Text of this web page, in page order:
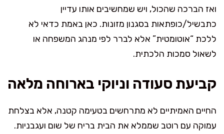
ואז הברכה שהכול, ויש שמחשיבים אותו עדיין
כתבשיל/כופתאות בסגנון מזונות. כאן באמת כדאי לא
ללכת “אוטומטית” אלא לברר לפי מנהג המשפחה או
לשאול סמכות הלכתית.
קביעת סעודה וניוקי בארוחה מלאה
החיים האמיתיים לא מתרחשים בטעימה קטנה, אלא בצלחת
עמוקה עם רוטב שממלא את הבית בריח של שום ועגבניות.